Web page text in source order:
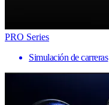
PRO Series
Simulación de carreras